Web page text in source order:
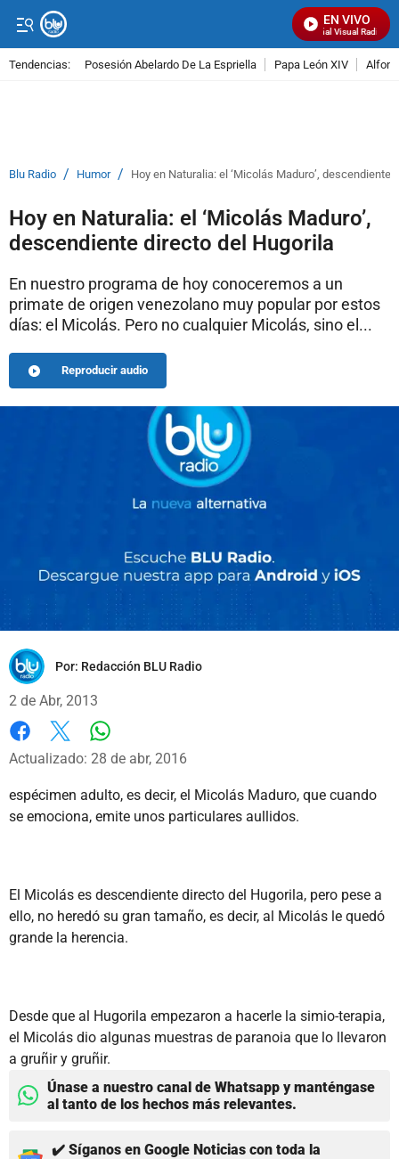
EN VIVO
Señal Visual Radio
Tendencias: Posesión Abelardo De La Espriella Papa León XIV
Blu Radio / Humor / Hoy en Naturalia: el ‘Micolás Maduro’, descendiente
Hoy en Naturalia: el ‘Micolás Maduro’,
descendiente directo del Hugorila
En nuestro programa de hoy conoceremos a un
primate de origen venezolano muy popular por estos
días: el Micolás. Pero no cualquier Micolás, sino el...
Reproducir audio
Por: Redacción BLU Radio
2 de Abr, 2013
Facebook
X
Actualizado: 28 de abr, 2016
espécimen adulto, es decir, el Micolás Maduro, que cuando
se emociona, emite unos particulares aullidos.
El Micolás es descendiente directo del Hugorila, pero pese a
ello, no heredó su gran tamaño, es decir, al Micolás le quedó
grande la herencia.
Desde que al Hugorila empezaron a hacerle la simio-terapia,
el Micolás dio algunas muestras de paranoia que lo llevaron
a gruñir y gruñir.
Únase a nuestro canal de Whatsapp y manténgase
al tanto de los hechos más relevantes.
✔️ Síganos en Google Noticias con toda la